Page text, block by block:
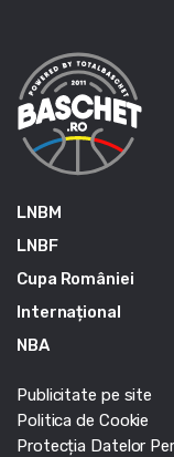
LNBM
LNBF
Cupa României
Internațional
NBA
Publicitate pe site
Politica de Cookie
Protecția Datelor